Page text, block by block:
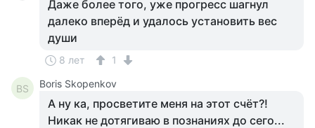
Даже более того, уже прогресс шагнул
далеко вперёд и удалось установить вес
души
8 лет 1
BS Boris Skopenkov
А ну ка, просветите меня на этот счёт?!
Никак не дотягиваю в познаниях до сего...